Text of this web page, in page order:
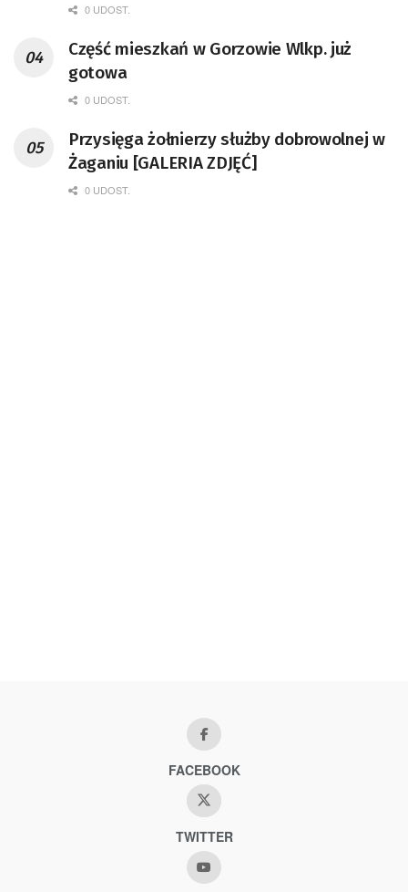
0 UDOST.
Część mieszkań w Gorzowie Wlkp. już
gotowa
0 UDOST.
Przysięga żołnierzy służby dobrowolnej w
Żaganiu [GALERIA ZDJĘĆ]
0 UDOST.
FACEBOOK
TWITTER